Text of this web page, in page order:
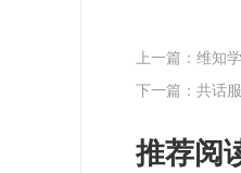
上一篇：维知
下一篇：共话
推荐阅